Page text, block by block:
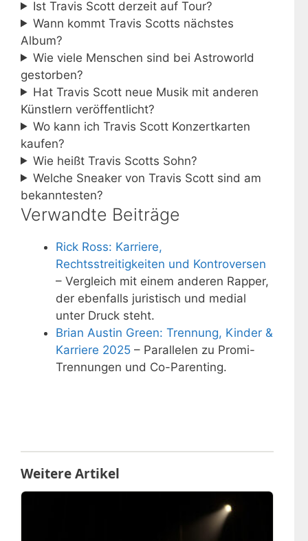
Ist Travis Scott derzeit auf Tour?
Wann kommt Travis Scotts nächstes
Album?
Wie viele Menschen sind bei Astroworld
gestorben?
Hat Travis Scott neue Musik mit anderen
Künstlern veröffentlicht?
Wo kann ich Travis Scott Konzertkarten
kaufen?
Wie heißt Travis Scotts Sohn?
Welche Sneaker von Travis Scott sind am
bekanntesten?
Verwandte Beiträge
Rick Ross: Karriere,
Rechtsstreitigkeiten und Kontroversen
– Vergleich mit einem anderen Rapper,
der ebenfalls juristisch und medial
unter Druck steht.
Brian Austin Green: Trennung, Kinder &
Karriere 2025 – Parallelen zu Promi-
Trennungen und Co-Parenting.
Weitere Artikel